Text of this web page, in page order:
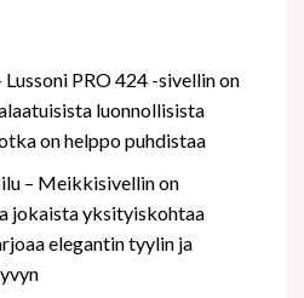
PRO 424-sivellinon
luonnollisista
on helppo puhdistaa
– Meikkisivellin on
jokaista yksityiskohtaa
elegantin tyylin ja